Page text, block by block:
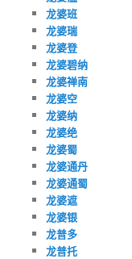
龙婆班
龙婆瑞
龙婆登
龙婆碧纳
龙婆禅南
龙婆空
龙婆纳
龙婆绝
龙婆蜀
龙婆通丹
龙婆通蜀
龙婆遮
龙婆银
龙普多
龙普托